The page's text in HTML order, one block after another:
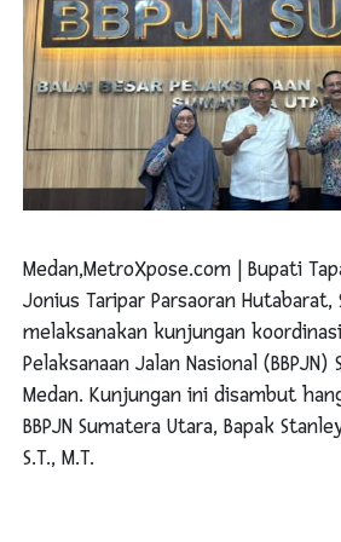
Medan,MetroXpose.com | Bupati
Jonius Taripar Parsaoran Hutabarat,
melaksanakan kunjungan
Pelaksanaan Jalan Nasional
Medan. Kunjungan ini disambut
BBPJN Sumatera Utara, Bapak
S.T., M.T.